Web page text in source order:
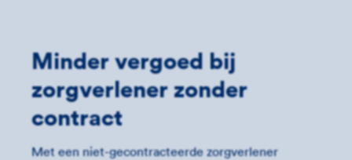
Minder vergoed bij
zorgverlener zonder
contract
Met een niet-gecontracteerde zorgverlener